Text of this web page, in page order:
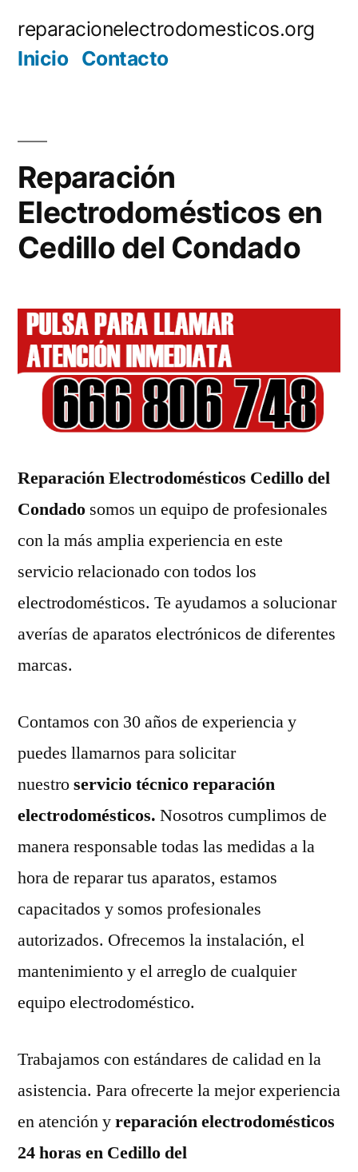
reparacionelectrodomesticos.org
Inicio Contacto
Reparación
Electrodomésticos en
Cedillo del Condado
Reparación Electrodomésticos Cedillo del
Condado somos un equipo de profesionales
con la más amplia experiencia en este
servicio relacionado con todos los
electrodomésticos. Te ayudamos a solucionar
averías de aparatos electrónicos de diferentes
marcas.
Contamos con 30 años de experiencia y
puedes llamarnos para solicitar
nuestroservicio técnico reparación
electrodomésticos. Nosotros cumplimos de
manera responsable todas las medidas a la
hora de reparar tus aparatos, estamos
capacitados y somos profesionales
autorizados. Ofrecemos la instalación, el
mantenimiento y el arreglo de cualquier
equipo electrodoméstico.
Trabajamos con estándares de calidad en la
asistencia. Para ofrecerte la mejor experiencia
en atención yreparación electrodomésticos
24 horas en Cedillo del